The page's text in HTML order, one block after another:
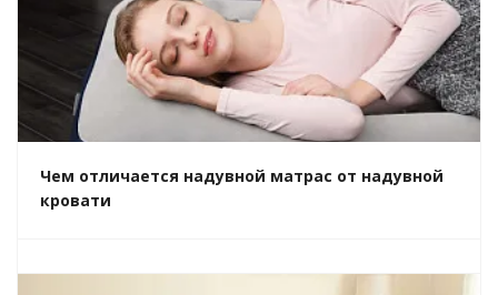
Чем отличается надувной матрас от надувной
кровати